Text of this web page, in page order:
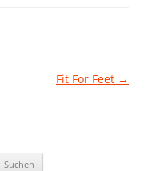
Fit For Feet →